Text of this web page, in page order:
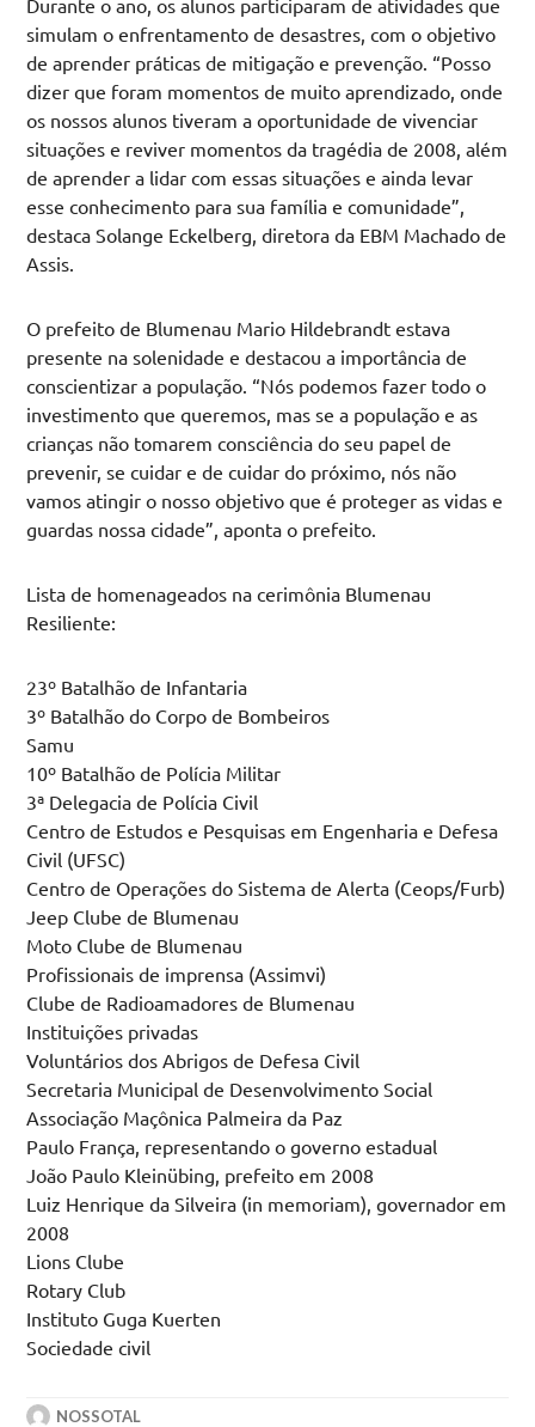
simulam o enfrentamento de desastres, com o objetivo
de aprender práticas de mitigação e prevenção. “Posso
dizer que foram momentos de muito aprendizado, onde
os nossos alunos tiveram a oportunidade de vivenciar
situações e reviver momentos da tragédia de 2008, além
de aprender a lidar com essas situações e ainda levar
esse conhecimento para sua família e comunidade”,
destaca Solange Eckelberg, diretora da EBM Machado de
Assis.
O prefeito de Blumenau Mario Hildebrandt estava
presente na solenidade e destacou a importância de
conscientizar a população. “Nós podemos fazer todo o
investimento que queremos, mas se a população e as
crianças não tomarem consciência do seu papel de
prevenir, se cuidar e de cuidar do próximo, nós não
vamos atingir o nosso objetivo que é proteger as vidas e
guardas nossa cidade”, aponta o prefeito.
Lista de homenageados na cerimônia Blumenau
Resiliente:
23º Batalhão de Infantaria
3º Batalhão do Corpo de Bombeiros
Samu
10º Batalhão de Polícia Militar
3ª Delegacia de Polícia Civil
Centro de Estudos e Pesquisas em Engenharia e Defesa
Civil (UFSC)
Centro de Operações do Sistema de Alerta (Ceops/Furb)
Jeep Clube de Blumenau
Moto Clube de Blumenau
Profissionais de imprensa (Assimvi)
Clube de Radioamadores de Blumenau
Instituições privadas
Voluntários dos Abrigos de Defesa Civil
Secretaria Municipal de Desenvolvimento Social
Associação Maçônica Palmeira da Paz
Paulo França, representando o governo estadual
João Paulo Kleinübing, prefeito em 2008
Luiz Henrique da Silveira (in memoriam), governador em
2008
Lions Clube
Rotary Club
Instituto Guga Kuerten
Sociedade civil
NOSSOTAL